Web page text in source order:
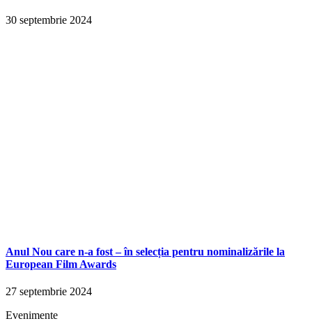
30 septembrie 2024
Anul Nou care n-a fost – în selecția pentru nominalizările la
European Film Awards
27 septembrie 2024
Evenimente